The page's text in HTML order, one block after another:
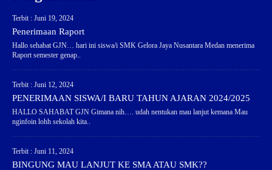
Terbit : Juni 19, 2024
Penerimaan Raport
Hallo sehabat GJN… hari ini siswa/i SMK Gelora Jaya Nusantara Medan menerima
Raport semester genap..
Terbit : Juni 12, 2024
PENERIMAAN SISWA/I BARU TAHUN AJARAN 2024/2025
HALLO SAHABAT GJN Gimana nih…. udah nentukan mau lanjut kemana Mau
nginfoin lohh sekolah kita..
Terbit : Juni 11, 2024
BINGUNG MAU LANJUT KE SMA ATAU SMK??